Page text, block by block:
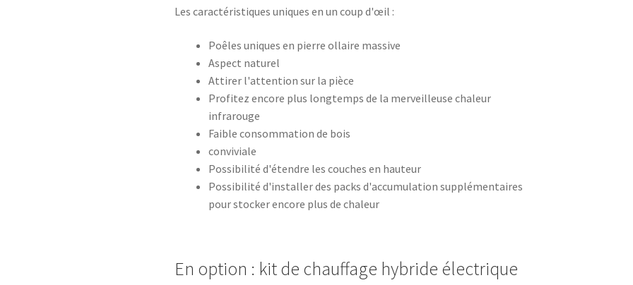
Les caractéristiques uniques en un coup d'œil :
Poêles uniques en pierre ollaire massive
Aspect naturel
Attirer l'attention sur la pièce
Profitez encore plus longtemps de la merveilleuse chaleur
infrarouge
Faible consommation de bois
conviviale
Possibilité d'étendre les couches en hauteur
Possibilité d'installer des packs d'accumulation supplémentaires
pour stocker encore plus de chaleur
En option : kit de chauffage hybride électrique